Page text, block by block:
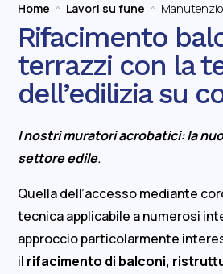
Home ^ Lavori su fune ^
Rifacimento
terrazzi con la
dell’edilizia su
I nostri muratori acrobatici: la
settore edile.
Quella dell’accesso mediante
tecnica applicabile a numerosi
approccio particolarmente
il rifacimento di balconi,